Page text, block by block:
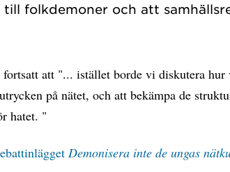
att "... istället borde vi diskutera
på nätet, och att bekämpa de
hatet. "
Demonisera inte de ungas